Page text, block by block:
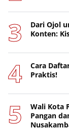
Dari Ojol
Konten:
Cara
Praktis!
Wali Kota
Pangan